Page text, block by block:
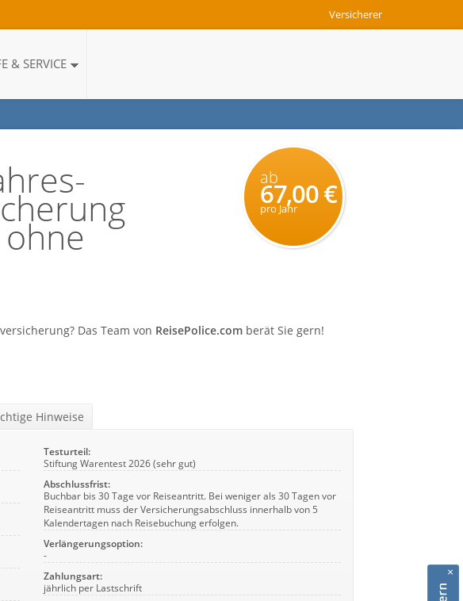
Versicherer
& SERVICE
ab
67,00 €
pro Jahr
Das Team von ReisePolice.com berät Sie gern!
Hinweise
Testurteil:
Stiftung Warentest 2026 (sehr gut)
Abschlussfrist:
Buchbar bis 30 Tage vor Reiseantritt. Bei weniger als 30 Tagen vor
Reiseantritt muss der Versicherungsabschluss innerhalb von 5
Kalendertagen nach Reisebuchung erfolgen.
Verlängerungsoption:
-
Zahlungsart:
jährlich per Lastschrift
×